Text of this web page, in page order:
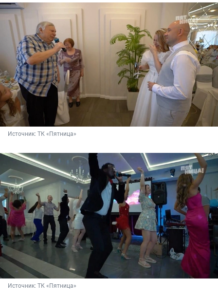
Источник: ТК «Пятница»
Источник: ТК «Пятница»